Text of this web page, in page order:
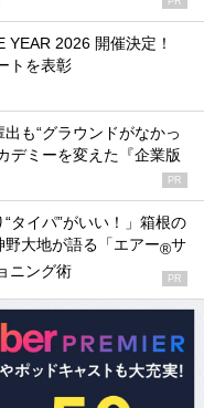
YEAR 2026 開催決定！
トを表彰
出も“グラウンドがなかっ
デミーを変えた『企業版
PR
タイパ”がいい！」箱根の
大地が語る「エアー®サ
ニング術 PR